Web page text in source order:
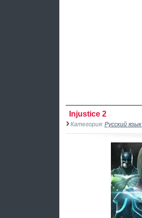
Injustice 2
Категория: Русский язык